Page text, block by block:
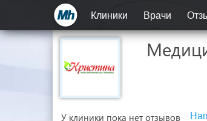
Клиники Врачи
У клиники пока нет отзывов